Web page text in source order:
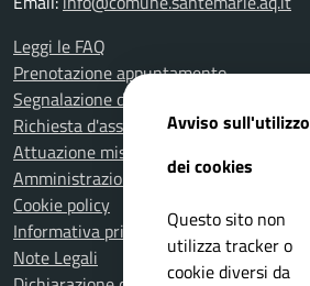
Leggi le FAQ
Prenotazione appuntamento
Segnalazione disservizio
Richiesta d'assistenza
Attuazione misure PNRR
Amministrazione trasparente
Cookie policy
Informativa privacy
Note Legali
Avviso sull'utilizzo
dei cookies
Questo sito non
utilizza tracker o
cookie diversi da